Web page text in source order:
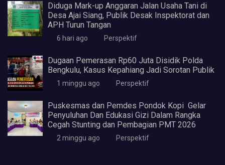
Diduga Mark-up Anggaran Jalan Usaha Tani di
Desa Ajai Siang, Publik Desak Inspektorat dan
APH Turun Tangan
6 hari ago Perspektif
Dugaan Pemerasan Rp60 Juta Disidik Polda
Bengkulu, Kasus Kepahiang Jadi Sorotan Publik
1 minggu ago Perspektif
Puskesmas dan Pemdes Pondok Kopi Gelar
Penyuluhan Dan Edukasi Gizi Dalam Rangka
Cegah Stunting dan Pembagian PMT 2026
2 minggu ago Perspektif